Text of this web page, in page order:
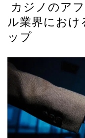
カジノのア
ル業界におけ
ップ